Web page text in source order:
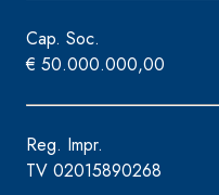
Cap. Soc.
€ 50.000.000,00
Reg. Impr.
TV 02015890268